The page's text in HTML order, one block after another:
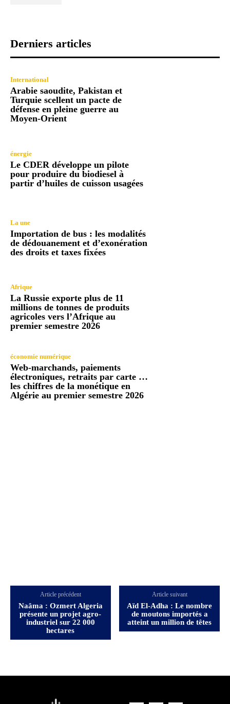
Derniers articles
International
Arabie saoudite, Pakistan et
Turquie scellent un pacte de
défense en pleine guerre au
Moyen-Orient
énergie
Le CDER développe un pilote
pour produire du biodiesel à
partir d’huiles de cuisson usagées
La une
Importation de bus : les modalités
de dédouanement et d’exonération
des droits et taxes fixées
Afrique
La Russie exporte plus de 11
millions de tonnes de produits
agricoles vers l’Afrique au
premier semestre 2026
économie numérique
Web-marchands, paiements
électroniques, retraits par carte …
les chiffres de la monétique en
Algérie au premier semestre 2026
Article précédent
Naâma : Ozmert Algeria
présente un projet agro-
industriel sur 22 000
hectares
Article suivant
Aïd El-Adha : Le nombre
de moutons importés a
atteint un million de têtes